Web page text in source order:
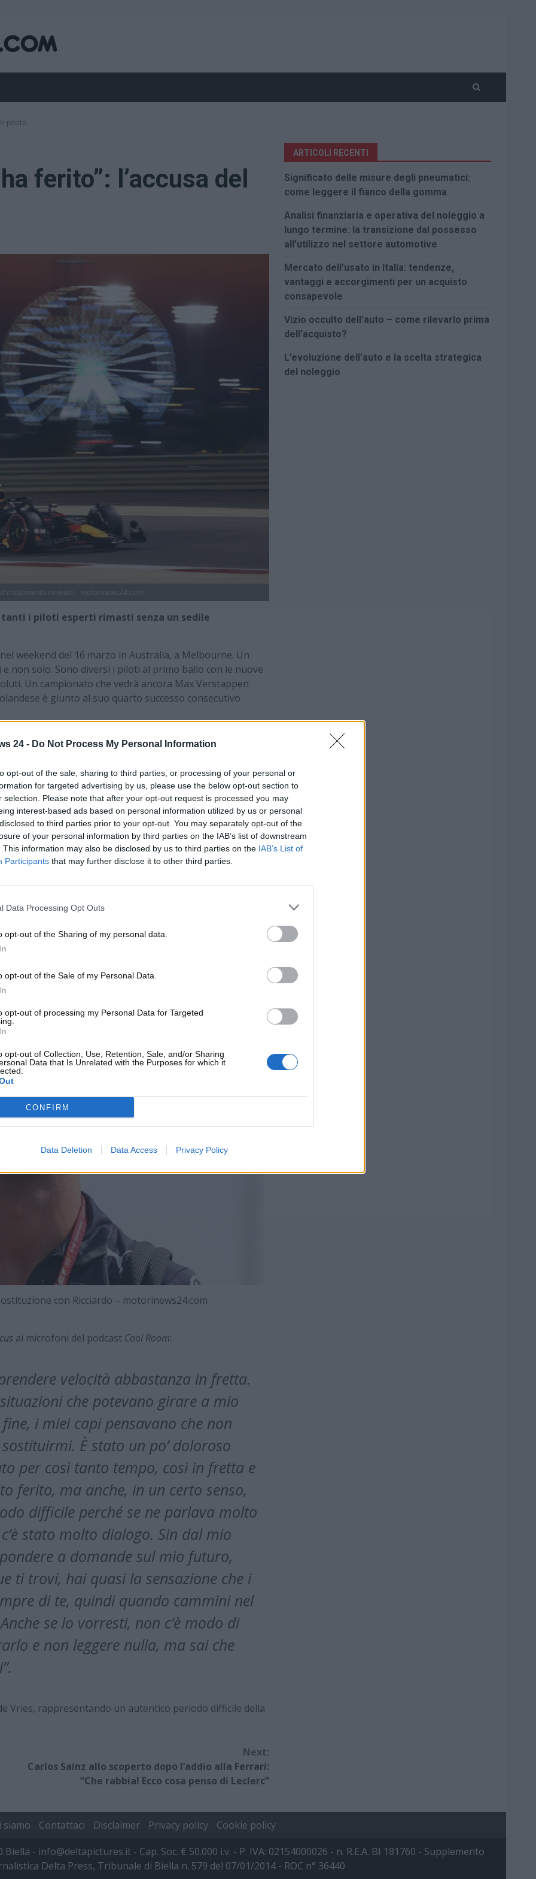
24 - Do Not Process My Personal Information
opt-out of the sale, sharing to third parties, or processing of your personal or
for targeted advertising by us, please use the below opt-out section to
selection. Please note that after your opt-out request is processed you may
interest-based ads based on personal information utilized by us or personal
to third parties prior to your opt-out. You may separately opt-out of the
of your personal information by third parties on the IAB’s list of downstream
This information may also be disclosed by us to third parties on the IAB’s List of
Participants that may further disclose it to other third parties.
Data Processing Opt Outs
opt-out of the Sharing of my personal data.
opt-out of the Sale of my Personal Data.
opt-out of processing my Personal Data for Targeted
opt-out of Collection, Use, Retention, Sale, and/or Sharing
Data that Is Unrelated with the Purposes for which it
CONFIRM
Data Deletion Data Access Privacy Policy
pilota
ferito”: l’accusa del
tanti i piloti esperti rimasti senza un sedile
weekend del 16 marzo in Australia, a Melbourne. Un
non solo. Sono diversi i piloti al primo ballo con le nuove
Un campionato che vedrà ancora Max Verstappen
è giunto al suo quarto successo consecutivo
trofeo giunto dopo ventisei anni di assenza e maturato
e Oscar Piastri. La squadra al vertice delcircus
2025 sarà l’unico top team che non effettua
anche Red Bull e Mercedes hanno apportato delle
Sergio Perez con Liam Lawson, mentre lefrecce d’argento
Kimi Antonelli.
Uno, una decisione che ha tolto spazio a piloti più
Vries
solamente 11 GP disputati tra il 2022 e il 2023 con
decise di sostituirlo a stagione in corso con Daniel
olandese, una scelta che continua ad alimentare
con Ricciardo – motorinews24.com
ai microfoni del podcast Cool Room:
velocità abbastanza in fretta.
che potevano girare a mio
i miei capi pensavano che non
È stato un po’ doloroso
per così tanto tempo, così in fretta e
ferito, ma anche, in un certo senso,
difficile perché se ne parlava molto
stato molto dialogo. Sin dal mio
a domande sul mio futuro,
ti trovi, hai quasi la sensazione che i
di te, quindi quando cammini nel
se lo vorresti, non c’è modo di
e non leggere nulla, ma sai che
Vries, rappresentando un autentico periodo difficile della
Next:
Carlos Sainz allo scoperto dopo l’addio alla Ferrari:
“Che rabbia! Ecco cosa penso di Leclerc”
ARTICOLI RECENTI
Significato delle misure degli pneumatici:
come leggere il fianco della gomma
Analisi finanziaria e operativa del noleggio a
lungo termine: la transizione dal possesso
all’utilizzo nel settore automotive
Mercato dell’usato in Italia: tendenze,
vantaggi e accorgimenti per un acquisto
consapevole
Vizio occulto dell’auto – come rilevarlo prima
dell’acquisto?
L’evoluzione dell’auto e la scelta strategica
del noleggio
siamo Contattaci Disclaimer Privacy policy
Cookie policy
- info@deltapictures.it - Cap. Soc. € 50.000 i.v. - P. IVA: 02154000026 - n. R.E.A. BI 181760 - Supplemento
Delta Press, Tribunale di Biella n. 579 del 07/01/2014 - ROC n° 36440